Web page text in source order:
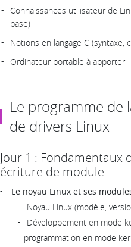
Connaissances utilisateur de
base)
Notions en langage C (syntaxe,
Ordinateur portable à apporter
Le programme de
de drivers Linux
Jour 1 : Fondamentaux
écriture de module
Le noyau Linux et ses
Noyau Linux (modèle,
Développement en mode
programmation en mode